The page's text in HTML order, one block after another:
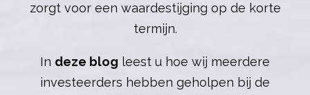
zorgt voor een waardestijging op de korte
termijn.
In deze blog leest u hoe wij meerdere
investeerders hebben geholpen bij de